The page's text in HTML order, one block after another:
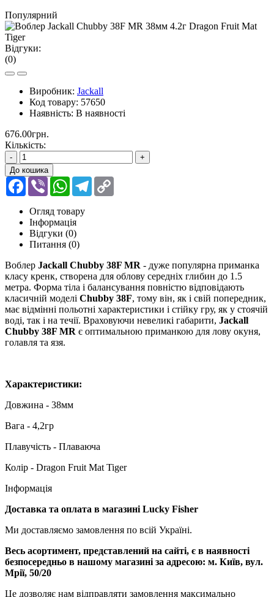
Популярний
Відгуки:
(0)
Виробник: Jackall
Код товару: 57650
Наявність: В наявності
676.00грн.
Кількість:
-
+
До кошика
Facebook
Viber WhatsApp
Telegram
Огляд товару
Інформація
Відгуки (0)
Питання (0)
Воблер Jackall Chubby 38F MR - дуже популярна приманка
класу кренк, створена для облову середніх глибин до 1.5
метра. Форма тіла і балансування повністю відповідають
класичній моделі Chubby 38F, тому він, як і свій попередник,
має відмінні польотні характеристики і стійку гру, як у стоячій
воді, так і на течії. Враховуючи невеликі габарити, Jackall
Chubby 38F MR є оптимальною приманкою для лову окуня,
голавля та язя.
Характеристики:
Довжина - 38мм
Вага - 4,2гр
Плавучість - Плаваюча
Колір - Dragon Fruit Mat Tiger
Інформація
Доставка та оплата в магазині Lucky Fisher
Ми доставляємо замовлення по всій Україні.
Весь асортимент, представлений на сайті, є в наявності
безпосередньо в нашому магазині за адресою: м. Київ, вул.
Мрії, 50/20
Це дозволяє нам відправляти замовлення максимально